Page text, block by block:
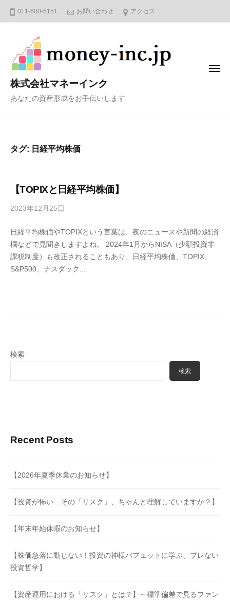
011-600-6151 お問い合わせ アクセス
株式会社マネーインク
あなたの資産形成をお手伝いします
メ
タグ: 日経平均株価
【TOPIXと日経平均株価】
2023年12月25日
4
6
3
f
日経平均株価やTOPIXという言葉は、夜のニュースや新聞の経済
欄などで見聞きしますよね。 2024年1月からNISA（少額投資非
課税制度）も改正されることもあり、日経平均株価、TOPIX、
S&P500、ナスダック...
検索
検索
Recent Posts
【2026年夏季休業のお知らせ】
【投資が怖い…その「リスク」、ちゃんと理解していますか？】
【年末年始休暇のお知らせ】
【株価急落に動じない！投資の神様バフェットに学ぶ、ブレない
投資哲学】
【資産運用における「リスク」とは？】～標準偏差で見るファン